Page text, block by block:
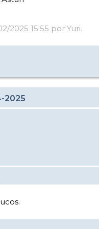
2025 15:55 por Yuri.
2025